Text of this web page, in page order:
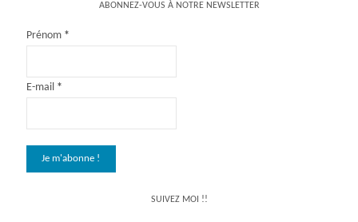
ABONNEZ-VOUS À NOTRE NEWSLETTER
Prénom *
E-mail *
SUIVEZ MOI !!